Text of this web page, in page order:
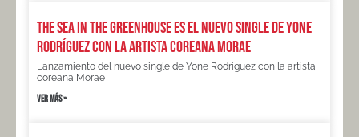
The sea in the greenhouse es el nuevo single de Yone
Rodríguez con la artista coreana Morae
Lanzamiento del nuevo single de Yone Rodríguez con la artista
coreana Morae
VER MÁS »